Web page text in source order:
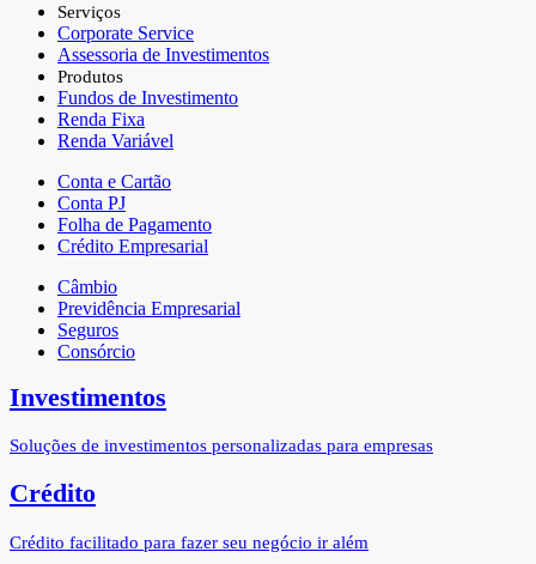
Serviços
Corporate Service
Assessoria de Investimentos
Produtos
Fundos de Investimento
Renda Fixa
Renda Variável
Conta e Cartão
Conta PJ
Folha de Pagamento
Crédito Empresarial
Câmbio
Previdência Empresarial
Seguros
Consórcio
Investimentos
Soluções de investimentos personalizadas para empresas
Crédito
Crédito facilitado para fazer seu negócio ir além